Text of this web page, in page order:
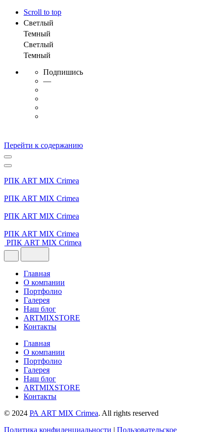
Scroll to top
Светлый
Темный
Светлый
Темный
Подпишись
—
Перейти к содержанию
РПК ART MIX Crimea
РПК ART MIX Crimea
РПК ART MIX Crimea
РПК ART MIX Crimea
РПК ART MIX Crimea
Главная
О компании
Портфолио
Галерея
Наш блог
ARTMIXSTORE
Контакты
Главная
О компании
Портфолио
Галерея
Наш блог
ARTMIXSTORE
Контакты
© 2024 РА ART MIX Crimea. All rights reserved
Политика конфиденциальности | Пользовательское